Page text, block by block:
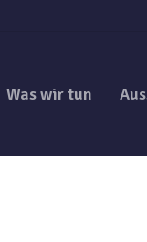
Was wir tun